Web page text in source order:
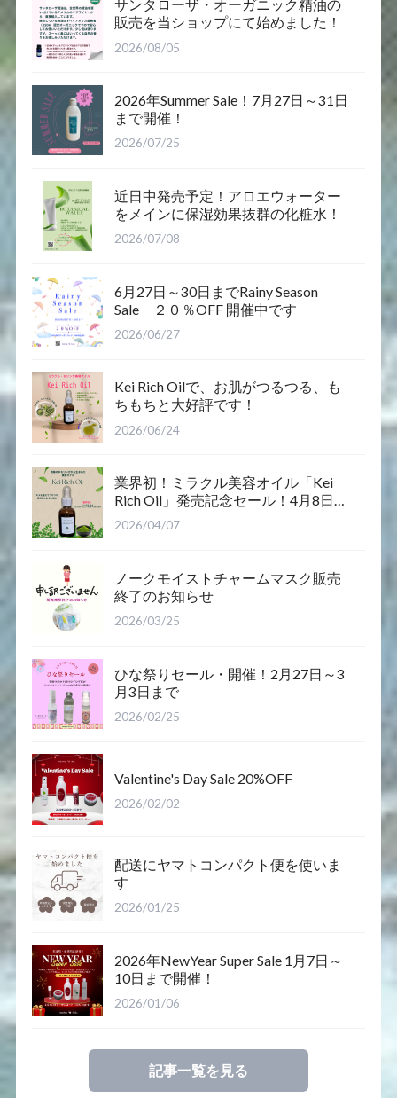
サンタローザ・オーガニック精油の
販売を当ショップにて始めました！
2026/08/05
2026年Summer Sale！7月27日～31日
まで開催！
2026/07/25
近日中発売予定！アロエウォーター
をメインに保湿効果抜群の化粧水！
2026/07/08
6月27日～30日までRainy Season
Sale ２０％OFF 開催中です
2026/06/27
Kei Rich Oilで、お肌がつるつる、も
ちもちと大好評です！
2026/06/24
業界初！ミラクル美容オイル「Kei
Rich Oil」発売記念セール！4月8日12
時～12日まで
2026/04/07
ノークモイストチャームマスク販売
終了のお知らせ
2026/03/25
ひな祭りセール・開催！2月27日～3
月3日まで
2026/02/25
Valentine's Day Sale 20%OFF
2026/02/02
配送にヤマトコンパクト便を使いま
す
2026/01/25
2026年NewYear Super Sale 1月7日～
10日まで開催！
2026/01/06
記事一覧を見る